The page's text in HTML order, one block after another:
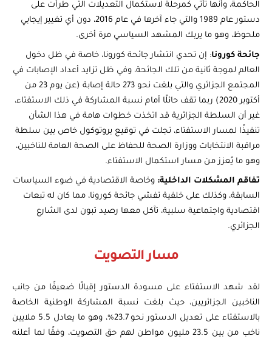
الحاكمة، وأنها تأتي كمرحلة لاستكمال التعديلات التي طرأت على
دستور عام 1989 والتي جاء آخرها في عام 2016، دون أي تغيير إيجابي
ملحوظ، وهو ما يربك المشهد السياسي مرة أخرى.
جائحة كورونا: إن تحدي انتشار جائحة كورونا، خاصة في ظل دخول
العالم لموجة ثانية من تلك الجائحة، وفي ظل تزايد أعداد الإصابات في
المجتمع الجزائري والتي بلغت نحو 273 حالة إصابة (عن يوم 23 من
أكتوبر 2020) ربما تقف حائلًا أمام نسبة المشاركة في ذلك الاستفتاء،
غير أن السلطة الجزائرية قد اتخذت خطوات هامة في هذا الشأن
تنفيذًا لمسار الاستفتاء، تجلت في توقيع بروتوكول خاص بين سلطة
مراقبة الانتخابات ووزارة الصحة للحفاظ على الصحة العامة للناخبين،
وهو ما يُعزز من مسار استكمال الاستفتاء.
تفاقم المشكلات الداخلية:وخاصة الاقتصادية في ضوء السياسات
السابقة، وكذلك على خلفية تفشي جائحة كورونا، مما كان له تبعات
اقتصادية واجتماعية سلبية، تآكل معها رصيد تبون لدى الشارع
الجزائري.
مسار التصويت
لقد شهد الاستفتاء على مسودة الدستور إقبالًا ضعيفًا من جانب
الناخبين الجزائريين، حيث بلغت نسبة المشاركة الوطنية الخاصة
بالاستفتاء على تعديل الدستور نحو 23.7%، وهو ما يعادل 5.5 ملايين
ناخب من بين 23.5 مليون مواطن لهم حق التصويت، وفقًا لما أعلنه